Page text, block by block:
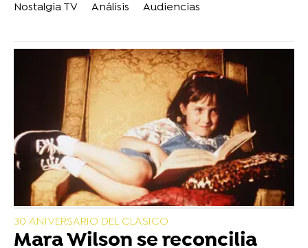
Nostalgia TV
Análisis Audiencias
30 ANIVERSARIO DEL CLASICO
Mara Wilson se reconcilia